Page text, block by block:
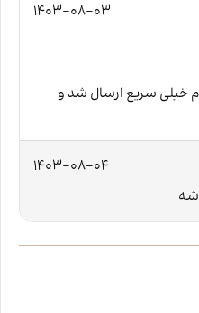
1403-08-03
خیلی سریع ارسال شد و
1403-08-04